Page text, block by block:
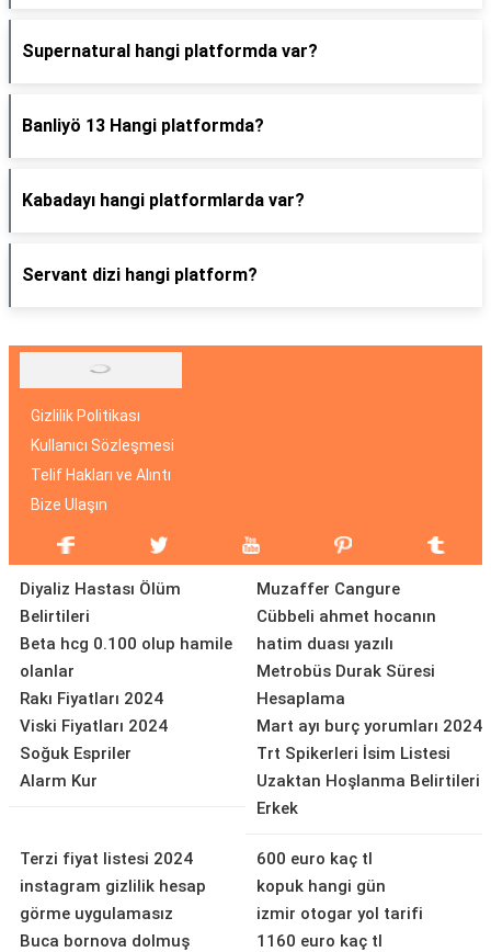
Supernatural hangi platformda var?
Banliyö 13 Hangi platformda?
Kabadayı hangi platformlarda var?
Servant dizi hangi platform?
Gizlilik Politikası
Kullanıcı Sözleşmesi
Telif Hakları ve Alıntı
Bize Ulaşın
Diyaliz Hastası Ölüm
Belirtileri
Beta hcg 0.100 olup hamile
olanlar
Rakı Fiyatları 2024
Viski Fiyatları 2024
Soğuk Espriler
Alarm Kur
Muzaffer Cangure
Cübbeli ahmet hocanın
hatim duası yazılı
Metrobüs Durak Süresi
Hesaplama
Mart ayı burç yorumları 2024
Trt Spikerleri İsim Listesi
Uzaktan Hoşlanma Belirtileri
Erkek
Terzi fiyat listesi 2024
instagram gizlilik hesap
görme uygulamasız
Buca bornova dolmuş
600 euro kaç tl
kopuk hangi gün
izmir otogar yol tarifi
1160 euro kaç tl